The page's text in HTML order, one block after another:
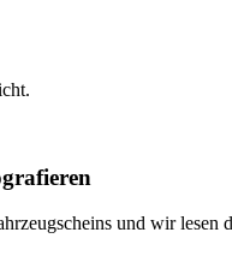
und wir lesen